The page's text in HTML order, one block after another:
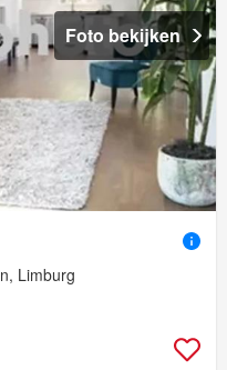
Foto bekijken
Limburg